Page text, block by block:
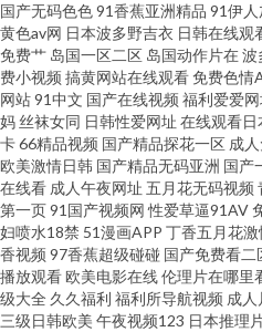
片A级 午夜福利成人网站 91九色乱 草
韩精品免费视频 亚洲性爱小说网 操人
网 91社区观看 超碰人人莫 福利舍操逼
九一传媒网站入口 91AV电影 成人AV
亚洲黑丝高跟福利 91在线影音 丁香五
51国产成人自拍 超碰人人爱人人艹
国产无码色色91香蕉亚洲精品 91伊人
黄色av网 日本波多野吉衣 日韩在线观
免费艹 岛国一区二区 岛国动作片在波
费小视频 搞黄网站在线观看免费色情
网站91中文 国产在线视频 福利爱爱网
妈 丝袜女同 日韩性爱网址 在线观看日
卡66精品视频 国产精品探花一区 成
欧美激情日韩 国产精品无码亚洲 国产
在线看 成人午夜网址 五月花无码视频
第一页91国产视频网 性爱草逼91AV
妇喷水18禁 51漫画APP 丁香五月花激
香视频 97香蕉超级碰碰 国产免费看二
播放观看欧美电影在线伦理片在哪里
级大全 久久福利 福利所导航视频 成人
三级日韩欧美 午夜视频123 日本推理